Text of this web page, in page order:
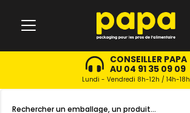
CONSEILLER PAPA
AU 04 91 35 09 09
Lundi - Vendredi 8h-12h / 14h-18h